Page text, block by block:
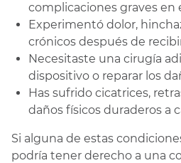
complicaciones graves en
Experimentó dolor,
crónicos después de
Necesitaste una cirugía
dispositivo o reparar los
Has sufrido cicatrices,
daños físicos duraderos a
Si alguna de estas
podría tener derecho a una